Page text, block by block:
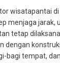
wisatapantai
menjaga jarak,
tetap
dengan
bagi tempat,